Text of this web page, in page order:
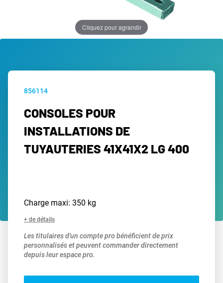
Cliquez pour agrandir
856114
CONSOLES POUR
INSTALLATIONS DE
TUYAUTERIES 41X41X2 LG 400
Charge maxi: 350 kg
+ de détails
Les titulaires d'un compte pro bénéficient de prix
personnalisés et peuvent commander directement
depuis leur espace pro.